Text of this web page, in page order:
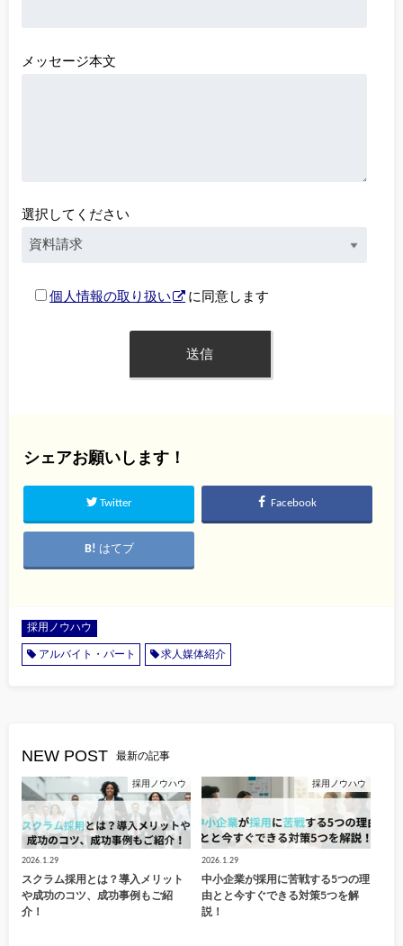
メッセージ本文
選択してください
個人情報の取り扱い に同意します
シェアお願いします！
Twitter Facebook
はてブ
採用ノウハウ
アルバイト・パート 求人媒体紹介
NEW POST 最新の記事
採用ノウハウ
2026.1.29
スクラム採用とは？導入メリット
や成功のコツ、成功事例もご紹
介！
採用ノウハウ
2026.1.29
中小企業が採用に苦戦する5つの理
由とと今すぐできる対策5つを解
説！